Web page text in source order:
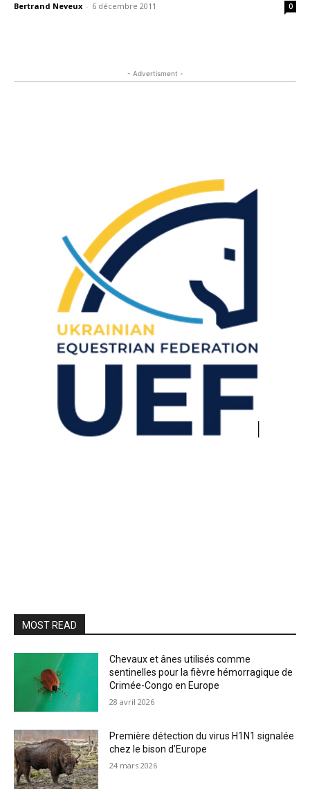
Bertrand Neveux - 6 décembre 2011 0
- Advertisment -
MOST READ
Chevaux et ânes utilisés comme
sentinelles pour la fièvre hémorragique de
Crimée-Congo en Europe
28 avril 2026
Première détection du virus H1N1 signalée
chez le bison d’Europe
24 mars 2026